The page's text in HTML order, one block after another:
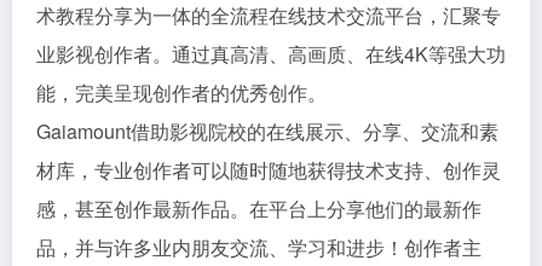
术教程分享为一体的全流程在线技术交流平台，汇聚专
业影视创作者。通过真高清、高画质、在线4K等强大功
能，完美呈现创作者的优秀创作。
Gaiamount借助影视院校的在线展示、分享、交流和素
材库，专业创作者可以随时随地获得技术支持、创作灵
感，甚至创作最新作品。在平台上分享他们的最新作
品，并与许多业内朋友交流、学习和进步！创作者主